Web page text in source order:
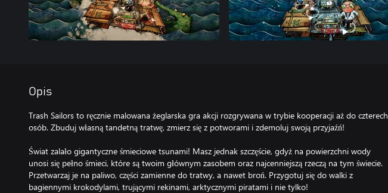
Opis
Trash Sailors to ręcznie malowana żeglarska gra akcji rozgrywana w trybie kooperacji aż do czterech
osób. Zbuduj własną tandetną tratwę, zmierz się z potworami i zdemoluj swoją przyjaźń!
Świat zalało gigantyczne śmieciowe tsunami! Masz jednak szczęście, gdyż na powierzchni wody
unosi się pełno śmieci, które są twoim głównym zasobem oraz najcenniejszą rzeczą na tym świecie.
Przetwarzaj je na paliwo, części zamienne do tratwy, a nawet broń. Przygotuj się do walki z
bagiennymi krokodylami, trującymi rekinami, arktycznymi piratami i nie tylko!